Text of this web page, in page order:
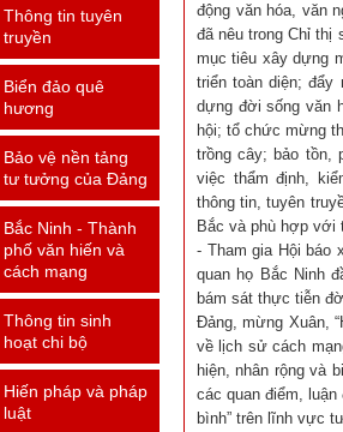
động văn hóa, văn
đã nêu trong Chỉ thị
mục tiêu xây dựng
triển toàn diện; đẩy
dựng đời sống văn
hội; tổ chức mừng
trồng cây; bảo tồn,
việc thẩm định,
thông tin, tuyên
Bắc và phù hợp với
- Tham gia Hội báo
quan họ Bắc Ninh
bám sát thực tiễn
Đảng, mừng Xuân,
về lịch sử cách
hiện, nhân rộng và
các quan điểm,
bình” trên lĩnh vực
Thông tin tuyên
truyền
Biển đảo quê
hương
Bảo vệ nền tảng
tư tưởng của Đảng
Bắc Ninh - Thành
phố văn hiến và
cách mạng
Thông tin sinh
hoạt chi bộ
Hiến pháp và pháp
luật